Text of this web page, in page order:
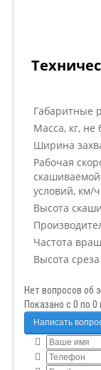
Габаритные
Масса, кг, не
Ширина
Рабочая
условий, км/ч
Высота
Частота
Высота
Нет вопросов об
Показано с 0 по 0
Написать